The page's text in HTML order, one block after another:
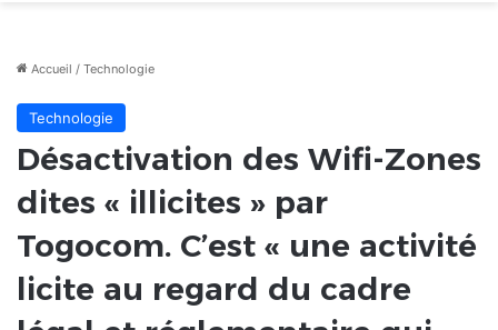
Accueil / Technologie
Technologie
Désactivation des Wifi-Zones
dites « illicites » par
Togocom. C’est « une activité
licite au regard du cadre